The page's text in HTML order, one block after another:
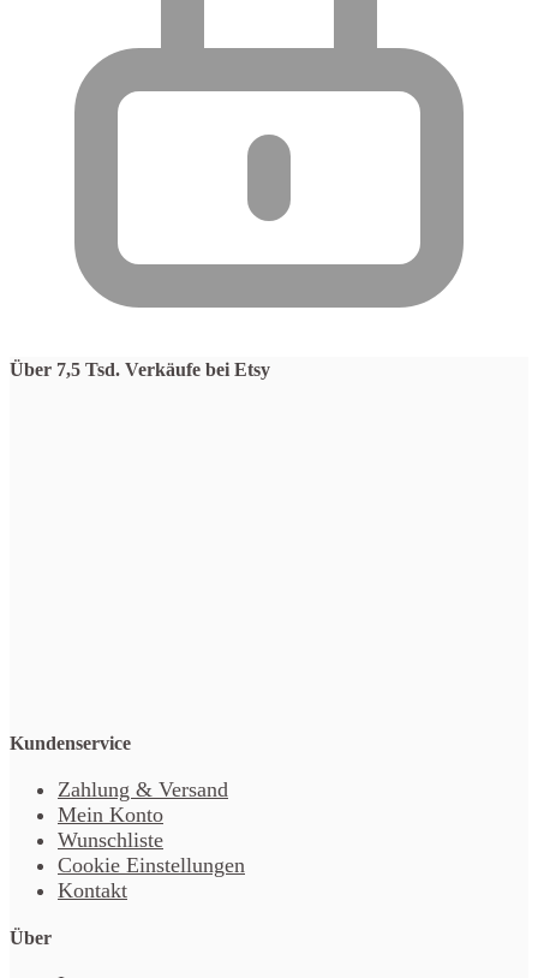
Über 7,5 Tsd. Verkäufe bei Etsy
Kundenservice
Zahlung & Versand
Mein Konto
Wunschliste
Cookie Einstellungen
Kontakt
Über